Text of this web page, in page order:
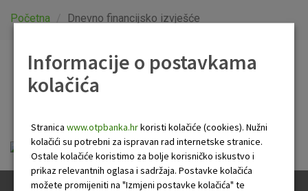
Mala poduzeća i obrtnici
Globalna tržišta
O nama
Početna Dnevno financijsko izvješće
Dnevno financijsko
Dnevno financijsko izvješće.pdf
Informacije o postavkama
kolačića
Stranica www.otpbanka.hrkoristi kolačiće (cookies). Nužni
kolačići su potrebni za ispravan rad internetske stranice.
Ostale kolačiće koristimo za bolje korisničko iskustvo i
prikaz relevantnih oglasa i sadržaja. Postavke kolačića
možete promijeniti na "Izmjeni postavke kolačića" te